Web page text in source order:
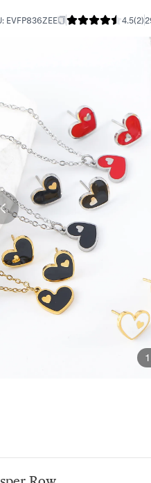
: EVFP836ZEE 4.5(2)
1